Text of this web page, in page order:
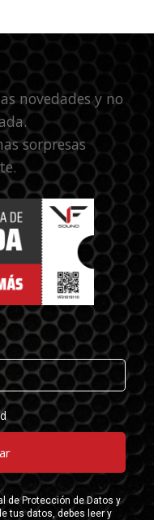
novedades y no
sorpresas